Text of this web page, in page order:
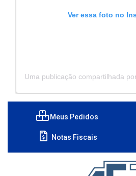
Ver essa foto no
Meus Pedidos
Notas Fiscais